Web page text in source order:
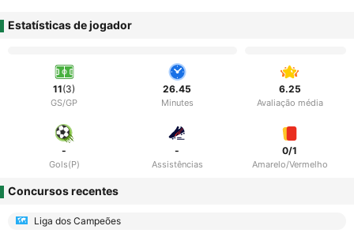
Estatísticas de jogador
11(3)
GS/GP
26.45
Minutes
6.25
Avaliação média
-
Gols(P)
-
Assistências
0/1
Amarelo/Vermelho
Concursos recentes
Liga dos Campeões